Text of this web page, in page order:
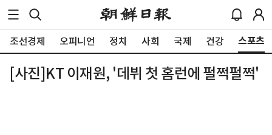
조선경제 오피니언 정치 사회 국제 건강 스포츠
[사진]KT 이재원, '데뷔 첫 홈런에 펄쩍펄쩍'